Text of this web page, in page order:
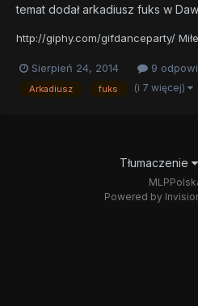
temat dodałarkadiusz fuks w
http://giphy.com/gifdanceparty/
Sierpień 24, 2014 9
Arkadiusz fuks (i 7 więcej)
Tłumaczenie
Powered by